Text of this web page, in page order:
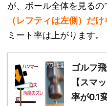
が、ボール全体を見るの
（レフティは左側）だけ
ミート率は上がります。
ゴルフ
【スマ
率が0.1